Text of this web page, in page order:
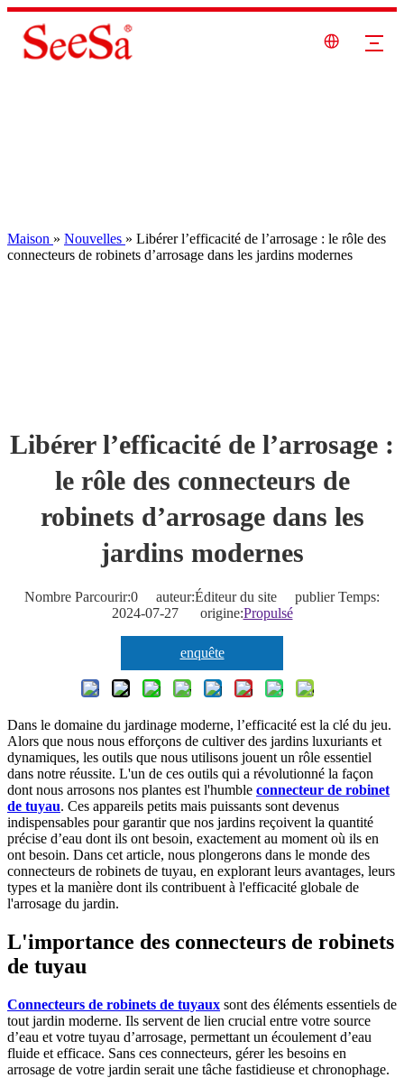
Maison » Nouvelles » Libérer l’efficacité de l’arrosage : le rôle des
connecteurs de robinets d’arrosage dans les jardins modernes
Libérer l’efficacité de l’arrosage :
le rôle des connecteurs de
robinets d’arrosage dans les
jardins modernes
Nombre Parcourir:0 auteur:Éditeur du site publier Temps:
2024-07-27 origine:Propulsé
enquête
Dans le domaine du jardinage moderne, l’efficacité est la clé du jeu.
Alors que nous nous efforçons de cultiver des jardins luxuriants et
dynamiques, les outils que nous utilisons jouent un rôle essentiel
dans notre réussite. L'un de ces outils qui a révolutionné la façon
dont nous arrosons nos plantes est l'humble connecteur de robinet
de tuyau. Ces appareils petits mais puissants sont devenus
indispensables pour garantir que nos jardins reçoivent la quantité
précise d’eau dont ils ont besoin, exactement au moment où ils en
ont besoin. Dans cet article, nous plongerons dans le monde des
connecteurs de robinets de tuyau, en explorant leurs avantages, leurs
types et la manière dont ils contribuent à l'efficacité globale de
l'arrosage du jardin.
L'importance des connecteurs de robinets
de tuyau
Connecteurs de robinets de tuyaux sont des éléments essentiels de
tout jardin moderne. Ils servent de lien crucial entre votre source
d’eau et votre tuyau d’arrosage, permettant un écoulement d’eau
fluide et efficace. Sans ces connecteurs, gérer les besoins en
arrosage de votre jardin serait une tâche fastidieuse et chronophage.